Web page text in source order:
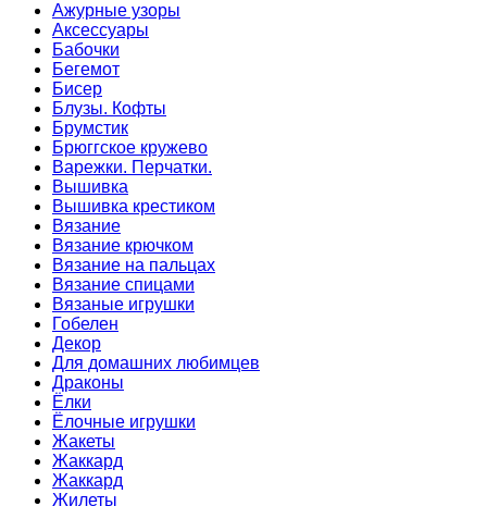
Ажурные узоры
Аксессуары
Бабочки
Бегемот
Бисер
Блузы. Кофты
Брумстик
Брюггское кружево
Варежки. Перчатки.
Вышивка
Вышивка крестиком
Вязание
Вязание крючком
Вязание на пальцах
Вязание спицами
Вязаные игрушки
Гобелен
Декор
Для домашних любимцев
Драконы
Ёлки
Ёлочные игрушки
Жакеты
Жаккард
Жаккард
Жилеты